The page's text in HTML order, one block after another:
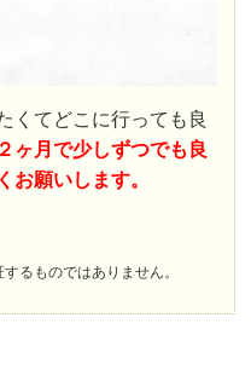
くてどこに行っても良
ヶ月で少しずつでも良
お願いします。
るものではありません。